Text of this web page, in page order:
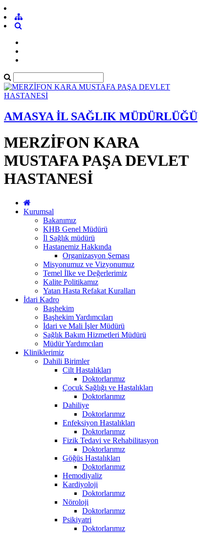
AMASYA İL SAĞLIK MÜDÜRLÜĞÜ
MERZİFON KARA
MUSTAFA PAŞA DEVLET
HASTANESİ
Kurumsal
Bakanımız
KHB Genel Müdürü
İl Sağlık müdürü
Hastanemiz Hakkında
Organizasyon Şeması
Misyonumuz ve Vizyonumuz
Temel İlke ve Değerlerimiz
Kalite Politikamız
Yatan Hasta Refakat Kuralları
İdari Kadro
Başhekim
Başhekim Yardımcıları
İdari ve Mali İşler Müdürü
Sağlık Bakım Hizmetleri Müdürü
Müdür Yardımcıları
Kliniklerimiz
Dahili Birimler
Cilt Hastalıkları
Doktorlarımız
Çocuk Sağlığı ve Hastalıkları
Doktorlarımız
Dahiliye
Doktorlarımız
Enfeksiyon Hastalıkları
Doktorlarımız
Fizik Tedavi ve Rehabilitasyon
Doktorlarımız
Göğüs Hastalıkları
Doktorlarımız
Hemodiyaliz
Kardiyoloji
Doktorlarımız
Nöroloji
Doktorlarımız
Psikiyatri
Doktorlarımız